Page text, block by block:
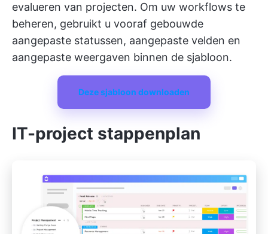
evalueren van projecten. Om uw workflows te
beheren, gebruikt u vooraf gebouwde
aangepaste statussen, aangepaste velden en
aangepaste weergaven binnen de sjabloon.
Deze sjabloon downloaden
IT-project stappenplan